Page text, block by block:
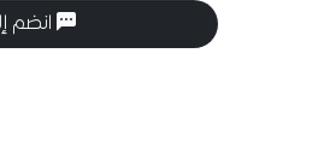
انضم